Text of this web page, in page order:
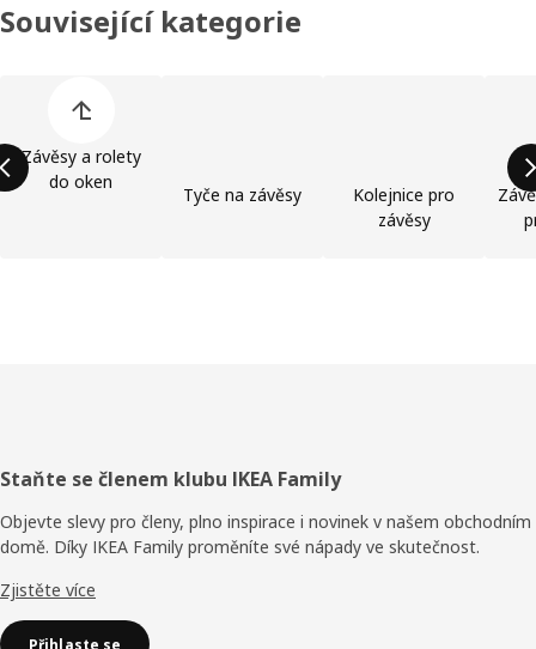
Související kategorie
Závěsy a rolety
do oken
Tyče na závěsy
Kolejnice pro
závěsy
Zápatí
Staňte se členem klubu IKEA Family
Objevte slevy pro členy, plno inspirace i novinek v našem obchodním
domě. Díky IKEA Family proměníte své nápady ve skutečnost.
Zjistěte více
Přihlaste se